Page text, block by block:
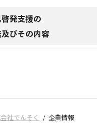
発支援の
びその内容
社でんそく 企業情報